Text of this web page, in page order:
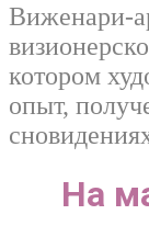
Виженари-
котором
опыт,
На